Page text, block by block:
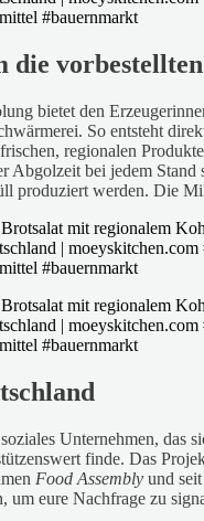
die
bietet den
So entsteht
regionalen
Abgolzeit bei jedem
produziert werden. Die
Unternehmen, das
finde. Das
Food Assembly und
um eure Nachfrage zu